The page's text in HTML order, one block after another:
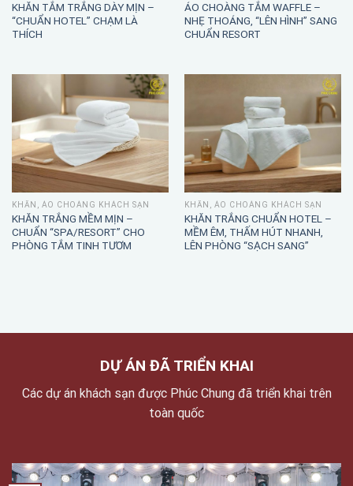
KHĂN TẮM TRẮNG DÀY MỊN –
“CHUẨN HOTEL” CHẠM LÀ
THÍCH
ÁO CHOÀNG TẮM WAFFLE –
NHẸ THOÁNG, “LÊN HÌNH” SANG
CHUẨN RESORT
KHĂN, ÁO CHOÀNG KHÁCH SẠN
KHĂN TRẮNG MỀM MỊN –
CHUẨN “SPA/RESORT” CHO
PHÒNG TẮM TINH TƯƠM
KHĂN, ÁO CHOÀNG KHÁCH SẠN
KHĂN TRẮNG CHUẨN HOTEL –
MỀM ÊM, THẤM HÚT NHANH,
LÊN PHÒNG “SẠCH SANG”
DỰ ÁN ĐÃ TRIỂN KHAI
Các dự án khách sạn được Phúc Chung đã triển khai trên
toàn quốc